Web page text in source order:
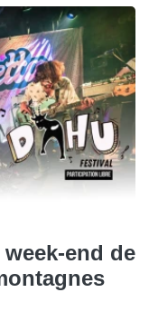
end de